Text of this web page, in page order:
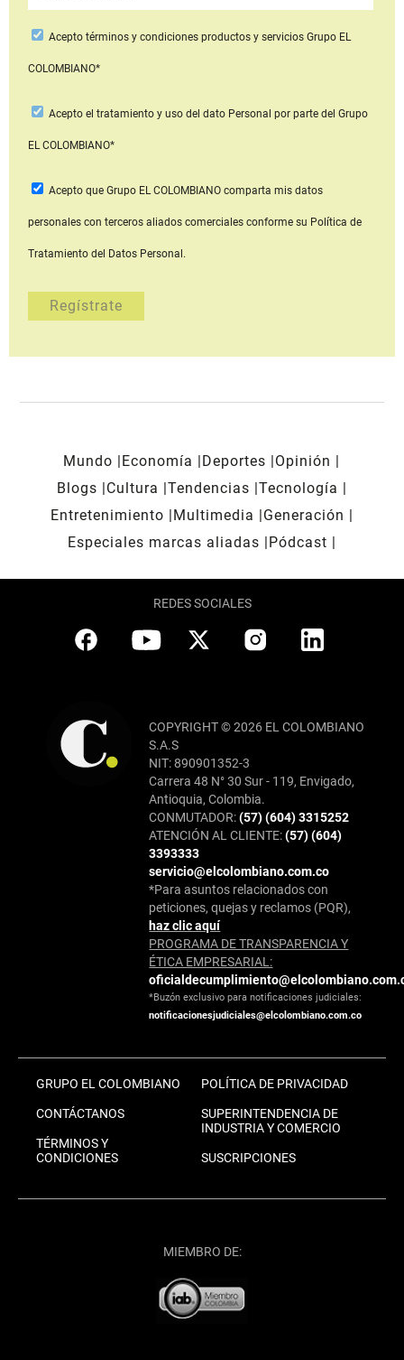
Aceptotérminos y condiciones productos y serviciosGrupo EL
COLOMBIANO*
Acepto el tratamiento y uso del dato Personal por parte del Grupo
EL COLOMBIANO*
Acepto que Grupo EL COLOMBIANOcomparta mis datos
personales con terceros aliados comerciales conforme su Política de
Tratamiento del Datos Personal.
Mundo Economía Deportes
Opinión
Blogs
Cultura Tendencias Tecnología
Entretenimiento
Multimedia
Generación
Especiales marcas aliadas
Pódcast
REDES SOCIALES
COPYRIGHT © 2026 EL COLOMBIANO
S.A.S
NIT: 890901352-3
Carrera 48 N° 30 Sur - 119, Envigado,
Antioquia, Colombia.
CONMUTADOR:(57) (604) 3315252
ATENCIÓN AL CLIENTE:(57) (604)
3393333
servicio@elcolombiano.com.co
*Para asuntos relacionados con
peticiones, quejas y reclamos (PQR),
haz clic aquí
PROGRAMA DE TRANSPARENCIA Y
ÉTICA EMPRESARIAL:
*Buzón exclusivo para notificaciones judiciales:
notificacionesjudiciales@elcolombiano.com.co
GRUPO EL COLOMBIANO
CONTÁCTANOS
TÉRMINOS Y
CONDICIONES
POLÍTICA DE PRIVACIDAD
SUPERINTENDENCIA DE
INDUSTRIA Y COMERCIO
SUSCRIPCIONES
MIEMBRO DE: